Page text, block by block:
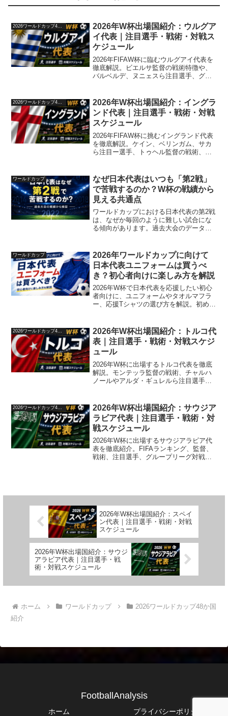
2026ワールドカップ48か国紹介
2026年W杯出場国紹介：ウルグア
イ代表｜注目選手・戦術・対戦ス
ケジュール
2026年FIFAW杯に臨むウルグアイ代表を
徹底解説。ビエルサ監督の戦術特徴や、
バルベルデ、ヌニェスら注目選手、グル
2026ワールドカップ48か国紹介
2026年W杯出場国紹介：イングラ
ンド代表｜注目選手・戦術・対戦
スケジュール
2026年FIFAW杯に挑むイングランド代表
を徹底解説。ケイン、ベリンガム、サカ
ら注目ー選手、トゥヘル監督の戦術、グ
ワールドカップ
なぜ日本代表はいつも「第2戦」
で苦戦するのか？W杯の戦績から
見える共通点
ワールドカップにおける日本代表の第2戦
は、なぜか毎回のように難しい試合にな
る傾向があります。過去大会のデータを
戦のポイントも解説。
ワールドカップ
2026年ワールドカップに向けて
日本代表ユニフォームは買うべ
き？初心者向けに楽しみ方を解説
2026年W杯で日本代表を応援したい初心
者向けに、ユニフォームやタオルマフラ
ー、応援Tシャツの選び方を解説。初めて
2026ワールドカップ48か国紹介
2026年W杯出場国紹介：トルコ代
表｜注目選手・戦術・対戦スケジ
ュール
2026年W杯に出場するトルコ代表を徹底
解説。モンテッラ監督の戦術、チャルハ
ノールやアルダ・ギュレルら注目選手、
2026年W杯出場国紹介：サウジア
ラビア代表｜注目選手・戦術・対
戦スケジュール
2026年W杯に出場するサウジアラビア代
表を徹底紹介。FIFAランキング、監督、
戦術、注目選手、グループリーグ対戦ス
2026年W杯出場国紹介：スペイ
ン代表｜注目選手・戦術・対戦
スケジュール
2026年W杯出場国紹介：サウジ
アラビア代表｜注目選手・戦
術・対戦スケジュール
ホーム ワールドカップ
2026ワールドカップ48か国
紹介
FootballAnalysis
ホーム プライバシーポリシー